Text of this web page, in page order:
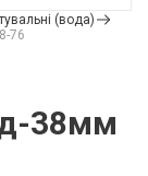
(вода)
76
38мм